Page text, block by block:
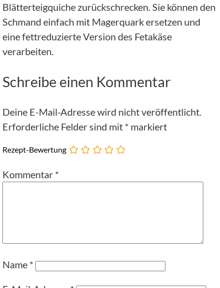
Blätterteigquiche zurückschrecken. Sie können den
Schmand einfach mit Magerquark ersetzen und
eine fettreduzierte Version des Fetakäse
verarbeiten.
Schreibe einen Kommentar
Deine E-Mail-Adresse wird nicht veröffentlicht.
Erforderliche Felder sind mit * markiert
Rezept-Bewertung
Kommentar *
Name *